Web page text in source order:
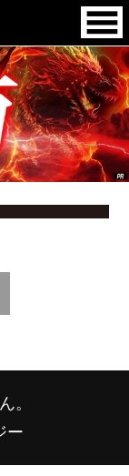
。
ー